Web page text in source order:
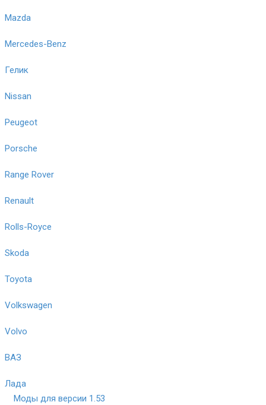
Mazda
Mercedes-Benz
Гелик
Nissan
Peugeot
Porsche
Range Rover
Renault
Rolls-Royce
Skoda
Toyota
Volkswagen
Volvo
ВАЗ
Лада
Моды для версии 1.53